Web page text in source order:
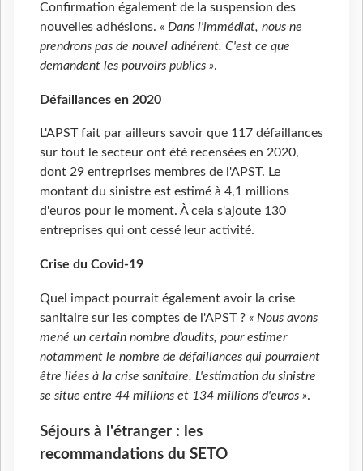
Confirmation également de la suspension des
nouvelles adhésions. « Dans l'immédiat, nous ne
prendrons pas de nouvel adhérent. C'est ce que
demandent les pouvoirs publics ».
Défaillances en 2020
L'APST fait par ailleurs savoir que 117 défaillances
sur tout le secteur ont été recensées en 2020,
dont 29 entreprises membres de l'APST. Le
montant du sinistre est estimé à 4,1 millions
d'euros pour le moment. À cela s'ajoute 130
entreprises qui ont cessé leur activité.
Crise du Covid-19
Quel impact pourrait également avoir la crise
sanitaire sur les comptes de l'APST ? « Nous avons
mené un certain nombre d'audits, pour estimer
notamment le nombre de défaillances qui pourraient
être liées à la crise sanitaire. L'estimation du sinistre
se situe entre 44 millions et 134 millions d'euros ».
Séjours à l'étranger : les
recommandations du SETO